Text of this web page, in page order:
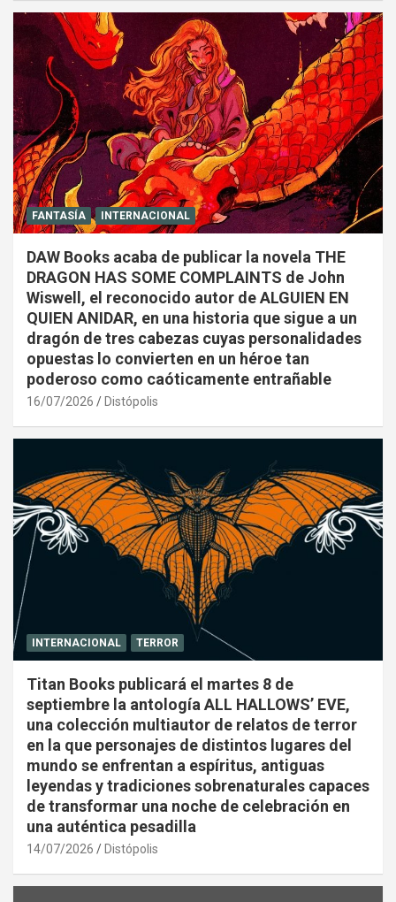
FANTASÍA INTERNACIONAL
DAW Books acaba de publicar la novela THE
DRAGON HAS SOME COMPLAINTS de John
Wiswell, el reconocido autor de ALGUIEN EN
QUIEN ANIDAR, en una historia que sigue a un
dragón de tres cabezas cuyas personalidades
opuestas lo convierten en un héroe tan
poderoso como caóticamente entrañable
16/07/2026 Distópolis
INTERNACIONAL TERROR
Titan Books publicará el martes 8 de
septiembre la antología ALL HALLOWS’ EVE,
una colección multiautor de relatos de terror
en la que personajes de distintos lugares del
mundo se enfrentan a espíritus, antiguas
leyendas y tradiciones sobrenaturales capaces
de transformar una noche de celebración en
una auténtica pesadilla
14/07/2026 Distópolis